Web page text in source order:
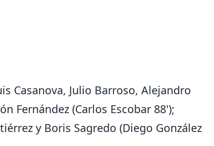
Casanova, Julio Barroso, Alejandro
Fernández (Carlos Escobar 88');
y Boris Sagredo (Diego González